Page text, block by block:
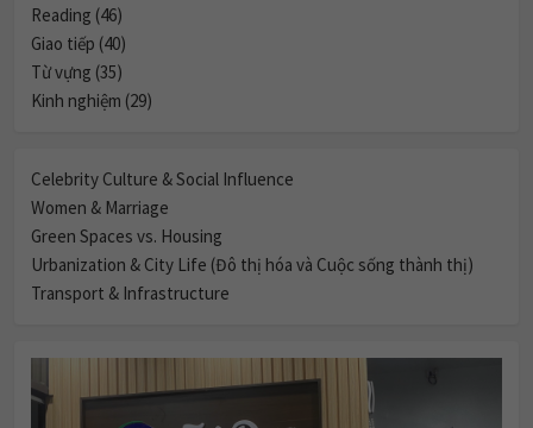
Reading (46)
Giao tiếp (40)
Từ vựng (35)
Kinh nghiệm (29)
Celebrity Culture & Social Influence
Women & Marriage
Green Spaces vs. Housing
Urbanization & City Life (Đô thị hóa và Cuộc sống thành thị)
Transport & Infrastructure